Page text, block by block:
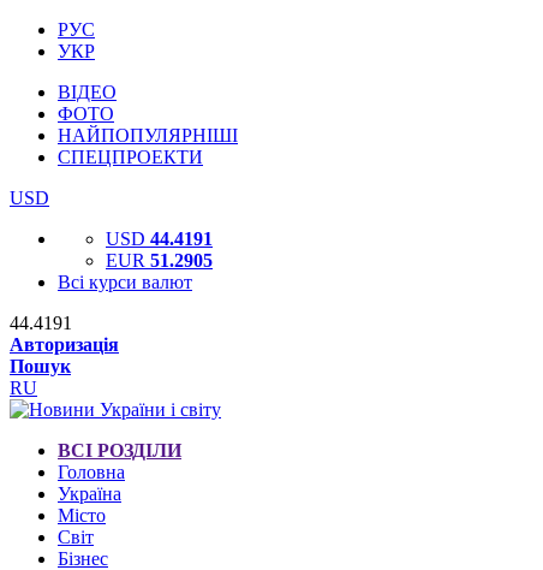
РУС
УКР
ВІДЕО
ФОТО
НАЙПОПУЛЯРНІШІ
СПЕЦПРОЕКТИ
USD
USD 44.4191
EUR 51.2905
Всі курси валют
44.4191
Авторизація
Пошук
RU
ВСІ РОЗДІЛИ
Головна
Україна
Місто
Світ
Бізнес